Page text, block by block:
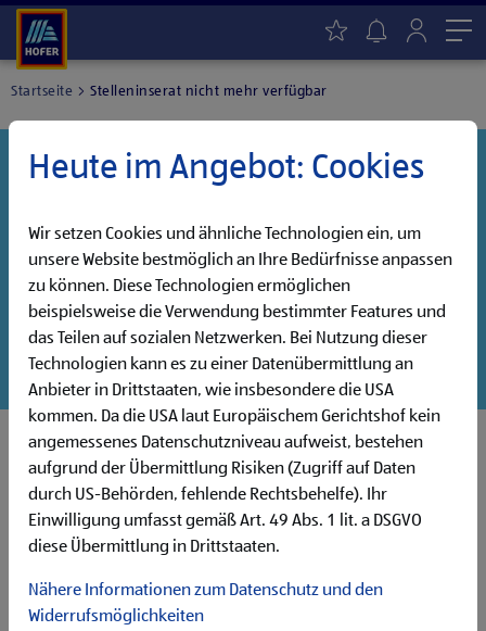
Startseite Stelleninserat nicht mehr verfügbar
haben noch weitere Jobs, die auf dich warten!
Danke für dein Interesse!
Entdecke unsere offenen Jobs oder abonniere deinen
persönlichen Jobalarm:
Jobsuche Jobalarm
Heute im Angebot: Cookies
Wir setzen Cookies und ähnliche Technologien ein, um
unsere Website bestmöglich an Ihre Bedürfnisse anpassen
zu können. Diese Technologien ermöglichen
beispielsweise die Verwendung bestimmter Features und
das Teilen auf sozialen Netzwerken. Bei Nutzung dieser
Technologien kann es zu einer Datenübermittlung an
Anbieter in Drittstaaten, wie insbesondere die USA
kommen. Da die USA laut Europäischem Gerichtshof kein
angemessenes Datenschutzniveau aufweist, bestehen
aufgrund der Übermittlung Risiken (Zugriff auf Daten
durch US-Behörden, fehlende Rechtsbehelfe). Ihr
Einwilligung umfasst gemäß Art. 49 Abs. 1 lit. a DSGVO
diese Übermittlung in Drittstaaten.
Nähere Informationen zum Datenschutz und den
Widerrufsmöglichkeiten